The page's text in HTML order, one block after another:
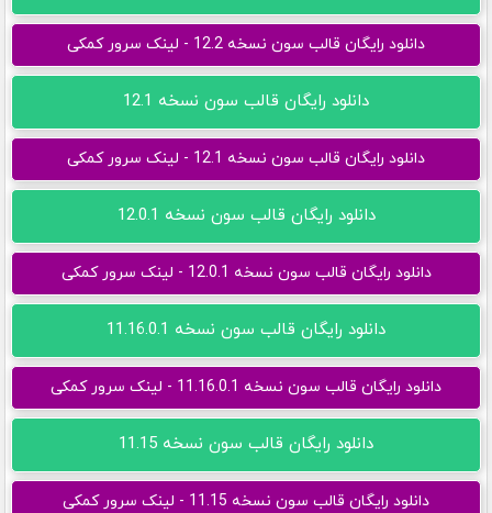
دانلود رایگان قالب سون نسخه 12.2 - لینک سرور کمکی
دانلود رایگان قالب سون نسخه 12.1
دانلود رایگان قالب سون نسخه 12.1 - لینک سرور کمکی
دانلود رایگان قالب سون نسخه 12.0.1
دانلود رایگان قالب سون نسخه 12.0.1 - لینک سرور کمکی
دانلود رایگان قالب سون نسخه 11.16.0.1
دانلود رایگان قالب سون نسخه 11.16.0.1 - لینک سرور کمکی
دانلود رایگان قالب سون نسخه 11.15
دانلود رایگان قالب سون نسخه 11.15 - لینک سرور کمکی